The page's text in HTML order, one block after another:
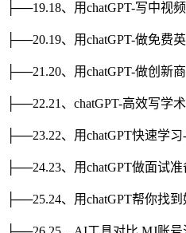
├──19.18、用chatGPT-写中视
├──20.19、用chatGPT-做免费
├──21.20、用chatGPT-做创新
├──22.21、chatGPT-高效写学
├──23.22、用chatGPT快速学
├──24.23、用chatGPT做面试准
├──25.24、用chatGPT帮你找